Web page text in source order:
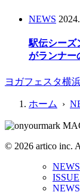
NEWS
駅伝シーズ
がランナー
ヨガフェスタ横
ホーム ›
© 2026 artico inc.
ISSUE
NEWS